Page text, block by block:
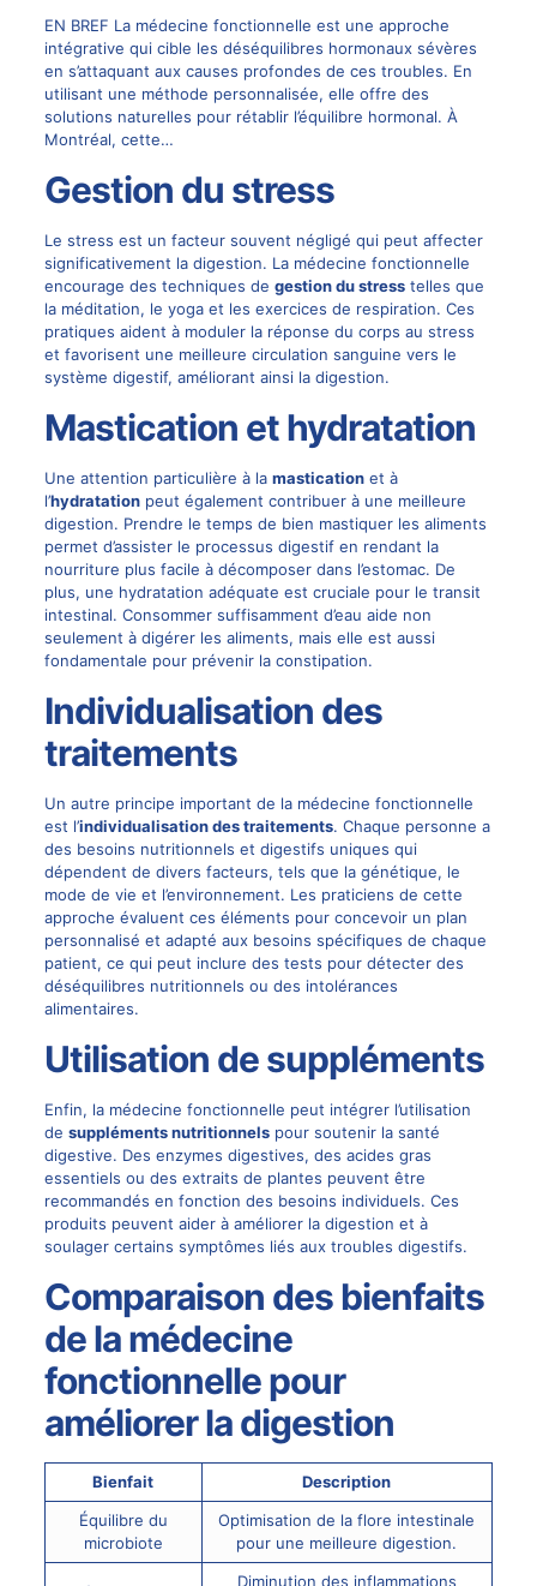
EN BREF La médecine fonctionnelle est une approche
intégrative qui cible les déséquilibres hormonaux sévères
en s’attaquant aux causes profondes de ces troubles. En
utilisant une méthode personnalisée, elle offre des
solutions naturelles pour rétablir l’équilibre hormonal. À
Montréal, cette…
Gestion du stress
Le stress est un facteur souvent négligé qui peut affecter
significativement la digestion. La médecine fonctionnelle
encourage des techniques de gestion du stresstelles que
la méditation, le yoga et les exercices de respiration. Ces
pratiques aident à moduler la réponse du corps au stress
et favorisent une meilleure circulation sanguine vers le
système digestif, améliorant ainsi la digestion.
Mastication et hydratation
Une attention particulière à la masticationet à
l’hydratationpeut également contribuer à une meilleure
digestion. Prendre le temps de bien mastiquer les aliments
permet d’assister le processus digestif en rendant la
nourriture plus facile à décomposer dans l’estomac. De
plus, une hydratation adéquate est cruciale pour le transit
intestinal. Consommer suffisamment d’eau aide non
seulement à digérer les aliments, mais elle est aussi
fondamentale pour prévenir la constipation.
Individualisation des
traitements
Un autre principe important de la médecine fonctionnelle
est l’individualisation des traitements. Chaque personne a
des besoins nutritionnels et digestifs uniques qui
dépendent de divers facteurs, tels que la génétique, le
mode de vie et l’environnement. Les praticiens de cette
approche évaluent ces éléments pour concevoir un plan
personnalisé et adapté aux besoins spécifiques de chaque
patient, ce qui peut inclure des tests pour détecter des
déséquilibres nutritionnels ou des intolérances
alimentaires.
Utilisation de suppléments
Enfin, la médecine fonctionnelle peut intégrer l’utilisation
de suppléments nutritionnelspour soutenir la santé
digestive. Des enzymes digestives, des acides gras
essentiels ou des extraits de plantes peuvent être
recommandés en fonction des besoins individuels. Ces
produits peuvent aider à améliorer la digestion et à
soulager certains symptômes liés aux troubles digestifs.
Comparaison des bienfaits
de la médecine
fonctionnelle pour
améliorer la digestion
Bienfait
Description
Équilibre du
microbiote
Optimisation de la flore intestinale
pour une meilleure digestion.
Diminution des inflammations